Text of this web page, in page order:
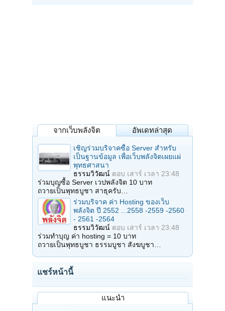
จากเว็บพลังจิต อัพเดทล่าสุด
เชิญร่วมบริจาคซื้อ Server สำหรับ
เป็นฐานข้อมูล เพื่อเว็บพลังจิตเผยแผ่
พุทธศาสนา
ธรรมวิวัฒน์ ตอบ เสาร์ เวลา 23:48
ร่วมบุญซื้อ Server เวปพลังจิต 10 บาท
ถวายเป็นพุทธบูชา สาธุครับ…
ร่วมบริจาค ค่า Hosting ของเว็บ
พลังจิต ปี 2552 ...2558 -2559 -2560
- 2561 -2564
ธรรมวิวัฒน์ ตอบ เสาร์ เวลา 23:48
ร่วมทำบุญ ค่า hosting = 10 บาท
ถวายเป็นพุทธบูชา ธรรมบูชา สังฆบูชา…
แชร์หน้านี้
แนะนำ